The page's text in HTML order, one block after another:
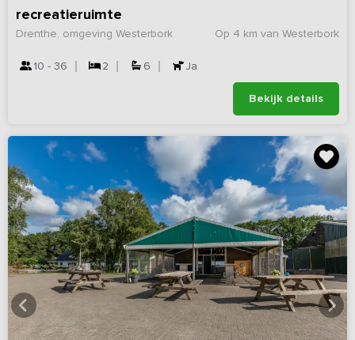
recreatieruimte
Op 4 km van Westerbork
Drenthe, omgeving Westerbork
10 - 36 2 6 Ja
Bekijk details